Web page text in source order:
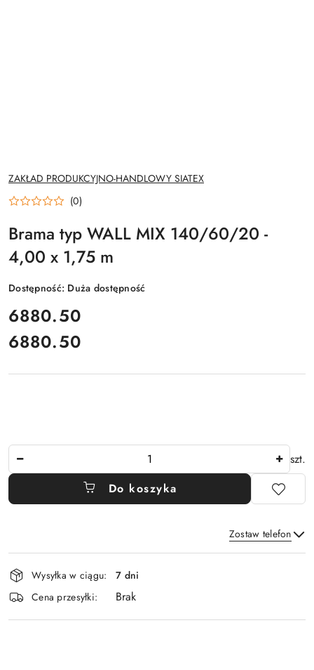
NAZWA
PRODUCENTA:
ZAKŁAD PRODUKCYJNO-HANDLOWY SIATEX
(0)
Brama typ WALL MIX 140/60/20 -
4,00 x 1,75 m
Dostępność: Duża dostępność
cena:
6880.50
Cena:
6880.50
szt.
Do koszyka
Zostaw telefon
Dostępność
i
dostawa
Wysyłka w ciągu:
7 dni
Cena przesyłki:
Brak